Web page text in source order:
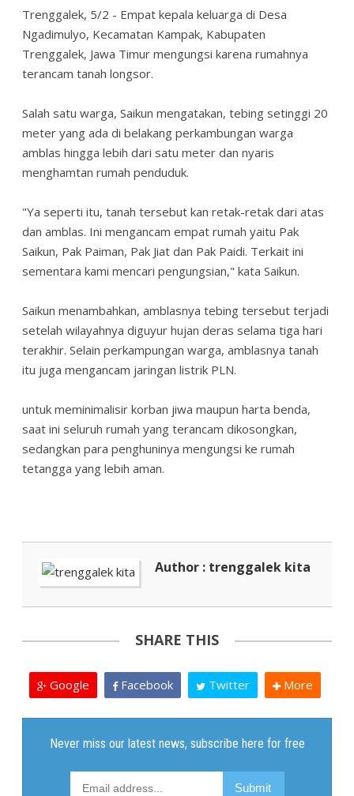
Trenggalek, 5/2 - Empat kepala keluarga di Desa
Ngadimulyo, Kecamatan Kampak, Kabupaten
Trenggalek, Jawa Timur mengungsi karena rumahnya
terancam tanah longsor.
Salah satu warga, Saikun mengatakan, tebing setinggi 20
meter yang ada di belakang perkambungan warga
amblas hingga lebih dari satu meter dan nyaris
menghamtan rumah penduduk.
"Ya seperti itu, tanah tersebut kan retak-retak dari atas
dan amblas. Ini mengancam empat rumah yaitu Pak
Saikun, Pak Paiman, Pak Jiat dan Pak Paidi. Terkait ini
sementara kami mencari pengungsian," kata Saikun.
Saikun menambahkan, amblasnya tebing tersebut terjadi
setelah wilayahnya diguyur hujan deras selama tiga hari
terakhir. Selain perkampungan warga, amblasnya tanah
itu juga mengancam jaringan listrik PLN.
untuk meminimalisir korban jiwa maupun harta benda,
saat ini seluruh rumah yang terancam dikosongkan,
sedangkan para penghuninya mengungsi ke rumah
tetangga yang lebih aman.
Author : trenggalek kita
SHARE THIS
Google Facebook Twitter More